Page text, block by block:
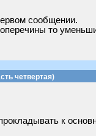
сообщении.
то
четвертая)
к